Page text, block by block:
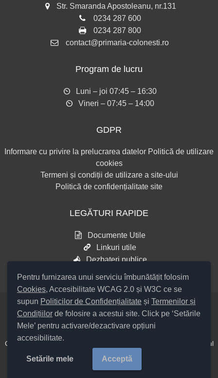
Pentru furnizarea unui serviciu îmbunătățit folosim
Cookies, Accesibilitate WCAG 2.0 și W3C ce se
supun Politicilor de Confidențialitate și Termenilor și
Condițiilor de folosire a acestui site. Click pe ‘Setările
Mele’ pentru activare/dezactivare opțiuni
accesibilitate.
Setările mele Acceptă
Str. Smaranda Apostoleanu, nr.131
0234 287 600
0234 287 800
contact@primaria-colonesti.ro
Program de lucru
Luni – joi 07:45 – 16:30
Vineri – 07:45 – 14:00
GDPR
Informare cu privire la prelucrarea datelor Politică de utilizare
cookies
Termeni și condiții de utilizare a site-ului
Politică de confidențialitate site
LEGĂTURI RAPIDE
Documente Utile
Linkuri utile
Dezbateri publice
Setări Cookies și Accesibilitate
Cod Județ 4 / Județul Bacău / Tipul UAT – 14 – C – Comună / Codul
SIRUTA al Unității Administrativ Teritoriale COMUNA Colonești
20368 /